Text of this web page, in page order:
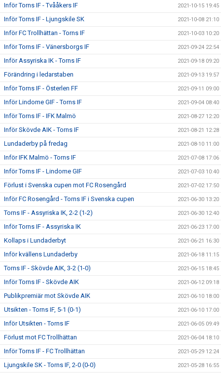
Inför Torns IF - Tvååkers IF 2021-10-15 19:45
Inför Torns IF - Ljungskile SK 2021-10-08 21:10
Inför FC Trollhättan - Torns IF 2021-10-03 10:20
Inför Torns IF - Vänersborgs IF 2021-09-24 22:54
Inför Assyriska IK - Torns IF 2021-09-18 09:20
Förändring i ledarstaben 2021-09-13 19:57
Inför Torns IF - Österlen FF 2021-09-11 09:00
Inför Lindome GIF - Torns IF 2021-09-04 08:40
Inför Torns IF - IFK Malmö 2021-08-27 12:20
Inför Skövde AIK - Torns IF 2021-08-21 12:28
Lundaderby på fredag 2021-08-10 11:00
Inför IFK Malmö - Torns IF 2021-07-08 17:06
Inför Torns IF - Lindome GIF 2021-07-03 10:40
Förlust i Svenska cupen mot FC Rosengård 2021-07-02 17:50
Inför FC Rosengård - Torns IF i Svenska cupen 2021-06-30 13:20
Torns IF - Assyriska IK, 2-2 (1-2) 2021-06-30 12:40
Inför Torns IF - Assyriska IK 2021-06-23 17:00
Kollaps i Lundaderbyt 2021-06-21 16:30
Inför kvällens Lundaderby 2021-06-18 11:15
Torns IF - Skövde AIK, 3-2 (1-0) 2021-06-15 18:45
Inför Torns IF - Skövde AIK 2021-06-12 09:18
Publikpremiär mot Skövde AIK 2021-06-10 18:00
Utsikten - Torns IF, 5-1 (0-1) 2021-06-10 17:00
Inför Utsikten - Torns IF 2021-06-05 09:49
Förlust mot FC Trollhättan 2021-06-04 18:10
Inför Torns IF - FC Trollhättan 2021-05-29 12:24
Ljungskile SK - Torns IF, 2-0 (0-0) 2021-05-28 16:55